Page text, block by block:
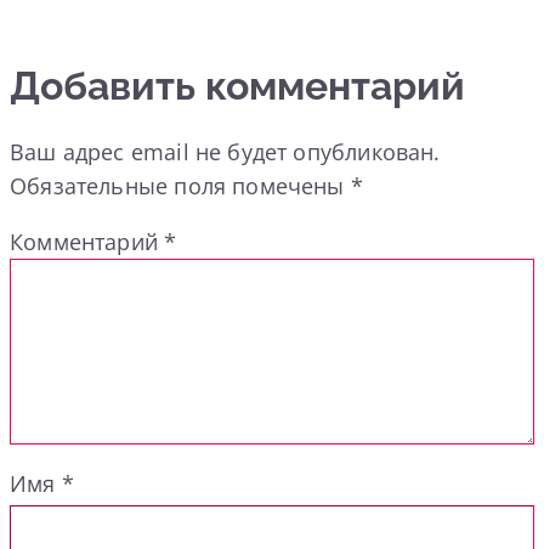
Добавить комментарий
Ваш адрес email не будет опубликован.
Обязательные поля помечены *
Комментарий*
Имя *